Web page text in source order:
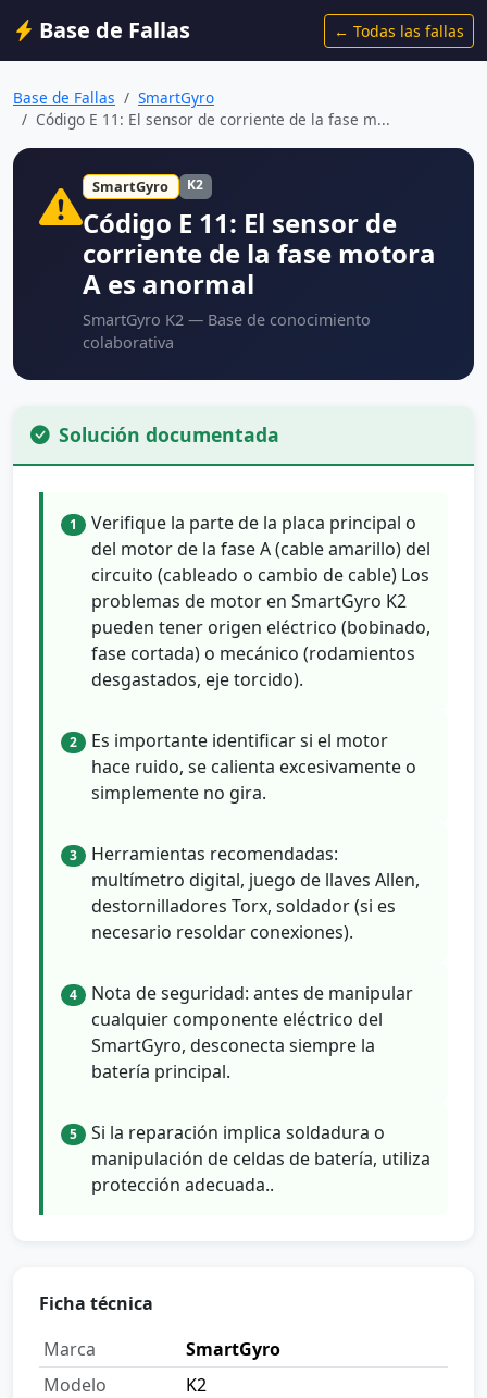
Base de Fallas ← Todas las fallas
Base de Fallas
SmartGyro
Código E 11: El sensor de corriente de la fase m...
SmartGyro K2
Código E 11: El sensor de
corriente de la fase motora
A es anormal
SmartGyro K2 — Base de conocimiento
colaborativa
Solución documentada
1
Verifique la parte de la placa principal o
del motor de la fase A (cable amarillo) del
circuito (cableado o cambio de cable) Los
problemas de motor en SmartGyro K2
pueden tener origen eléctrico (bobinado,
fase cortada) o mecánico (rodamientos
desgastados, eje torcido).
2
Es importante identificar si el motor
hace ruido, se calienta excesivamente o
simplemente no gira.
3
Herramientas recomendadas:
multímetro digital, juego de llaves Allen,
destornilladores Torx, soldador (si es
necesario resoldar conexiones).
4
Nota de seguridad: antes de manipular
cualquier componente eléctrico del
SmartGyro, desconecta siempre la
batería principal.
5
Si la reparación implica soldadura o
manipulación de celdas de batería, utiliza
protección adecuada..
Ficha técnica
Marca
SmartGyro
Modelo
K2